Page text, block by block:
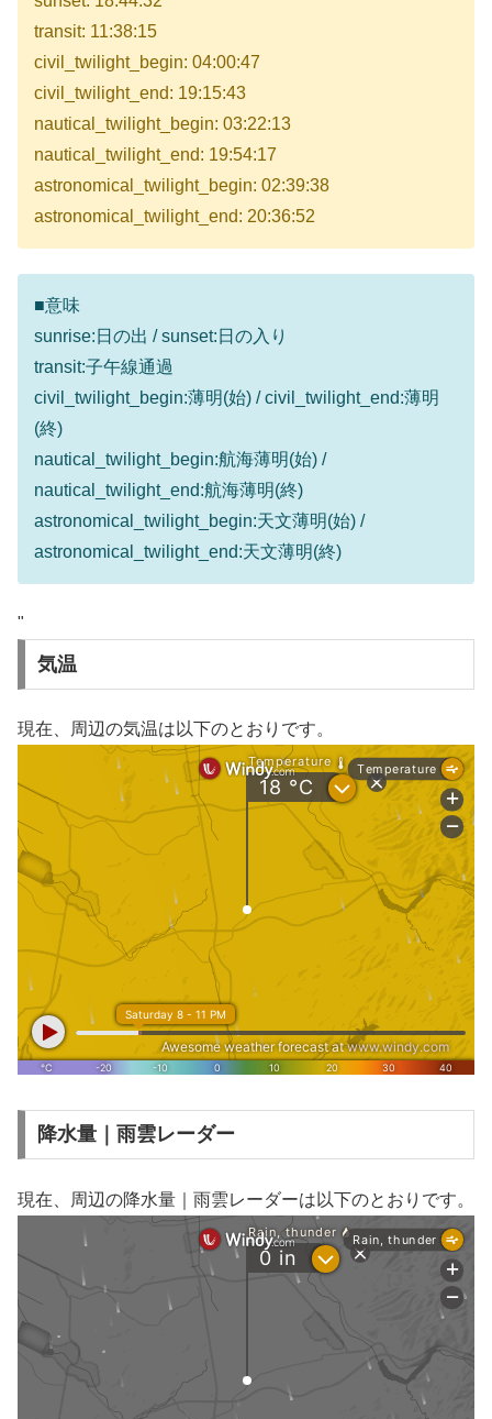
transit: 11:38:15
civil_twilight_begin: 04:00:47
civil_twilight_end: 19:15:43
nautical_twilight_begin: 03:22:13
nautical_twilight_end: 19:54:17
astronomical_twilight_begin: 02:39:38
astronomical_twilight_end: 20:36:52
■意味
sunrise:日の出 / sunset:日の入り
transit:子午線通過
civil_twilight_begin:薄明(始) / civil_twilight_end:薄明
(終)
nautical_twilight_begin:航海薄明(始) /
nautical_twilight_end:航海薄明(終)
astronomical_twilight_begin:天文薄明(始) /
astronomical_twilight_end:天文薄明(終)
"
気温
現在、周辺の気温は以下のとおりです。
降水量｜雨雲レーダー
現在、周辺の降水量｜雨雲レーダーは以下のとおりです。